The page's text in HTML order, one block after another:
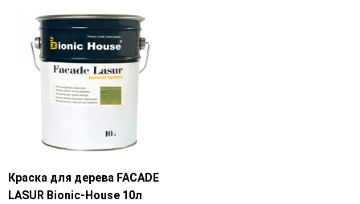
Краска для дерева FACADE
LASUR Bionic-House 10л